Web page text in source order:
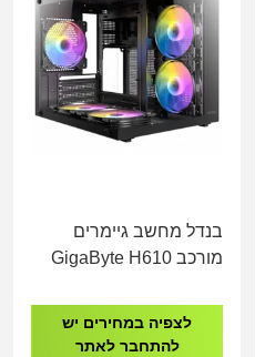
בנדל מחשב גיימרים
מורכב GigaByte H610
500GB NVME AMD RX
580 8GB
לצפיה במחירים יש
להתחבר לאתר